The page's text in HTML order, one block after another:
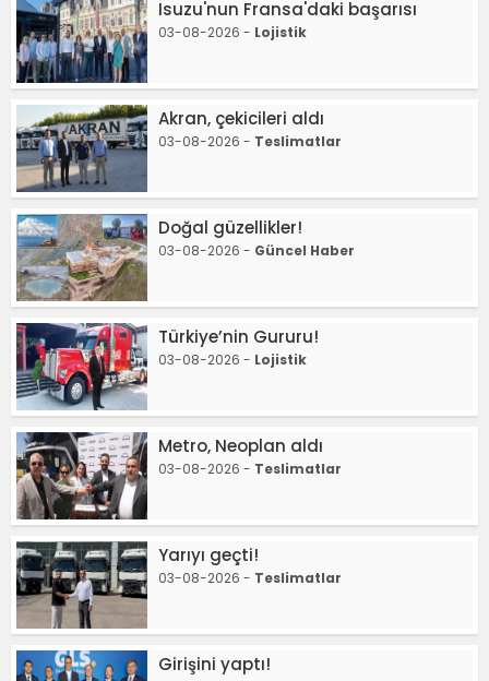
Isuzu'nun Fransa'daki başarısı
03-08-2026 - Lojistik
Akran, çekicileri aldı
03-08-2026 - Teslimatlar
Doğal güzellikler!
03-08-2026 - Güncel Haber
Türkiye’nin Gururu!
03-08-2026 - Lojistik
Metro, Neoplan aldı
03-08-2026 - Teslimatlar
Yarıyı geçti!
03-08-2026 - Teslimatlar
Girişini yaptı!